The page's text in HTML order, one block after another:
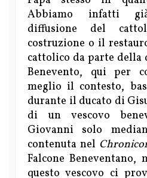
Abbiamo infatti
diffusione del
costruzione o il
cattolico da parte della
Benevento, qui per
meglio il contesto,
durante il ducato di
di un vescovo
Giovanni solo
contenuta nel
Falcone Beneventano,
questo vescovo ci